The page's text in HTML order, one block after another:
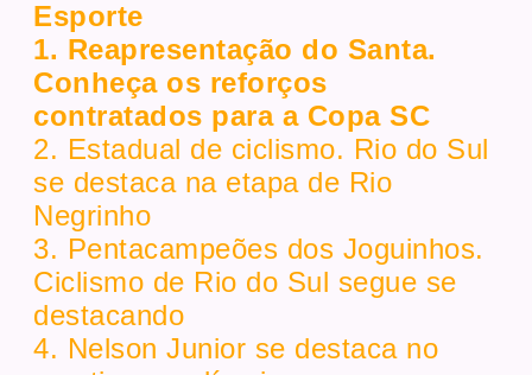
Esporte
1. Reapresentação do Santa.
Conheça os reforços
contratados para a Copa SC
2. Estadual de ciclismo. Rio do Sul
se destaca na etapa de Rio
Negrinho
3. Pentacampeões dos Joguinhos.
Ciclismo de Rio do Sul segue se
destacando
4. Nelson Junior se destaca no